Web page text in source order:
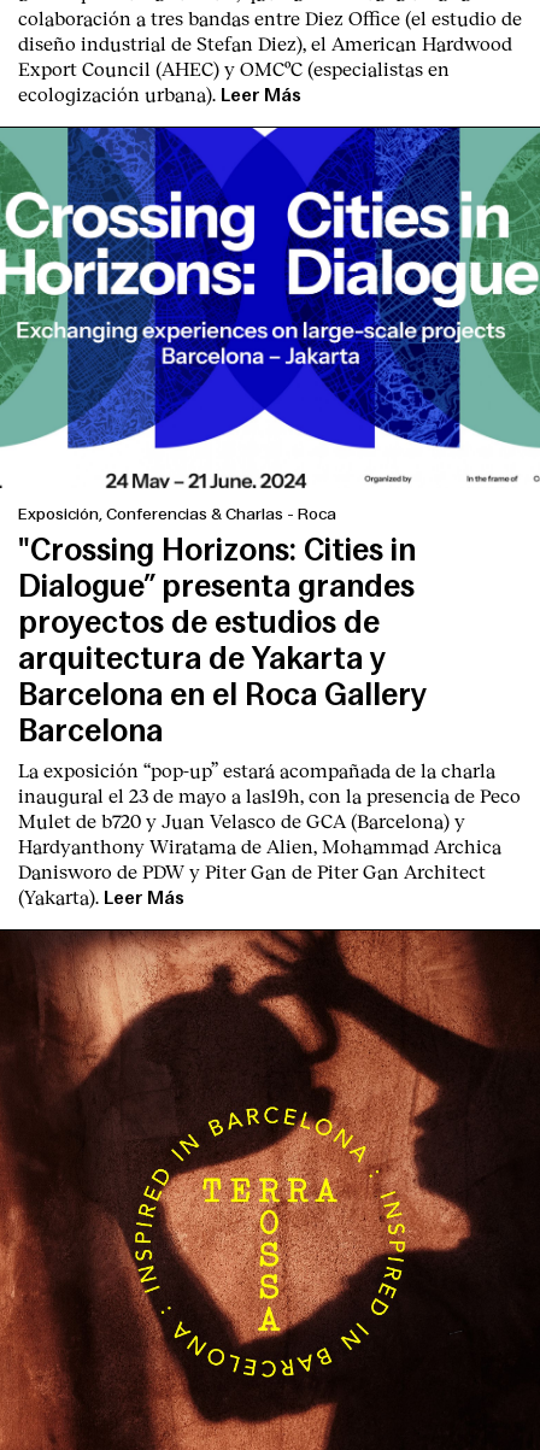
Contacto
colaboración a tres bandas entre Diez Office (el estudio de
diseño industrial de Stefan Diez), el American Hardwood
Export Council (AHEC) y OMCºC (especialistas en
ecologización urbana). Leer Más
Exposición, Conferencias & Charlas - Roca
"Crossing Horizons: Cities in
Dialogue” presenta grandes
proyectos de estudios de
arquitectura de Yakarta y
Barcelona en el Roca Gallery
Barcelona
La exposición “pop-up” estará acompañada de la charla
inaugural el 23 de mayo a las19h, con la presencia de Peco
Mulet de b720 y Juan Velasco de GCA (Barcelona) y
Hardyanthony Wiratama de Alien, Mohammad Archica
Danisworo de PDW y Piter Gan de Piter Gan Architect
(Yakarta). Leer Más